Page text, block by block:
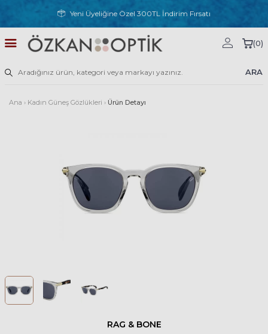
Yeni Üyeliğine Özel 300TL İndirim Fırsatı
ARA
(0)
Ana › Kadın Güneş Gözlükleri › Ürün Detayı
RAG & BONE